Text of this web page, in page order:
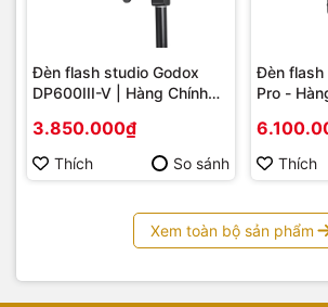
Đèn flash studio Godox
DP600III-V | Hàng Chính
3.850.000₫
Thích So sánh
Đèn flash
Pro -
Thích
Xem toàn bộ sản phẩm